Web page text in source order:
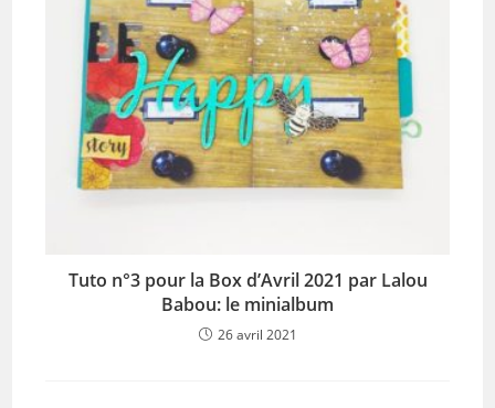
Tuto n°3 pour la Box d’Avril 2021 par Lalou
Babou: le minialbum
26 avril 2021